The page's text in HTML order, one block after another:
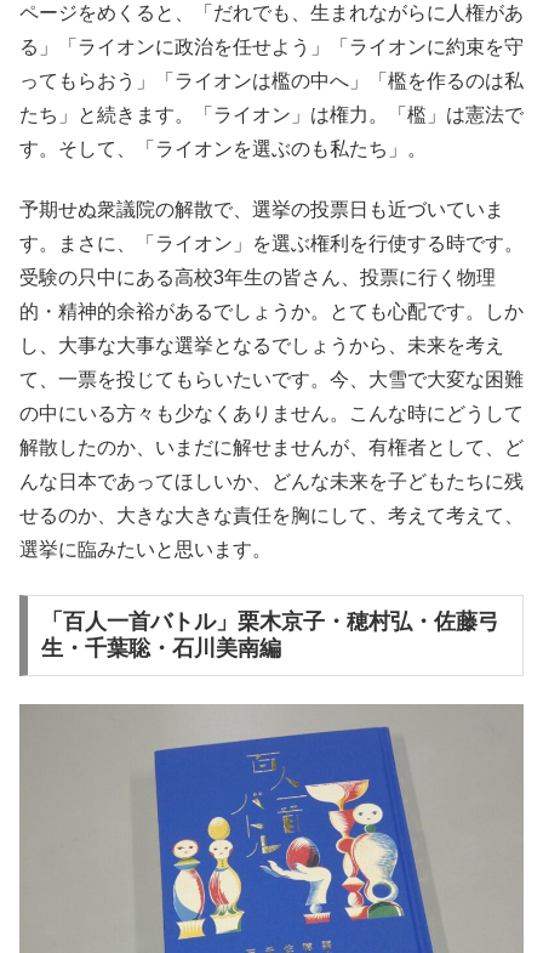
ページをめくると、「だれでも、生まれながらに人権があ
る」「ライオンに政治を任せよう」「ライオンに約束を守
ってもらおう」「ライオンは檻の中へ」「檻を作るのは私
たち」と続きます。「ライオン」は権力。「檻」は憲法で
す。そして、「ライオンを選ぶのも私たち」。
予期せぬ衆議院の解散で、選挙の投票日も近づいていま
す。まさに、「ライオン」を選ぶ権利を行使する時です。
受験の只中にある高校3年生の皆さん、投票に行く物理
的・精神的余裕があるでしょうか。とても心配です。しか
し、大事な大事な選挙となるでしょうから、未来を考え
て、一票を投じてもらいたいです。今、大雪で大変な困難
の中にいる方々も少なくありません。こんな時にどうして
解散したのか、いまだに解せませんが、有権者として、ど
んな日本であってほしいか、どんな未来を子どもたちに残
せるのか、大きな大きな責任を胸にして、考えて考えて、
選挙に臨みたいと思います。
「百人一首バトル」栗木京子・穂村弘・佐藤弓
生・千葉聡・石川美南編